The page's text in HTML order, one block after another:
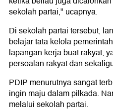
sekolah partai," ucapnya.
Di sekolah partai tersebut,
belajar tata kelola
lapangan kerja buat rakyat,
persoalan rakyat dan
PDIP menurutnya sangat
ingin maju dalam pilkada.
melalui sekolah partai.